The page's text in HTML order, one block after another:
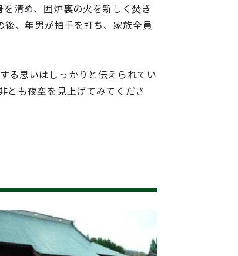
清め、囲炉裏の火を新しく焚き
、年男が拍手を打ち、家族全員
る思いはしっかりと伝えられてい
とも夜空を見上げてみてくださ